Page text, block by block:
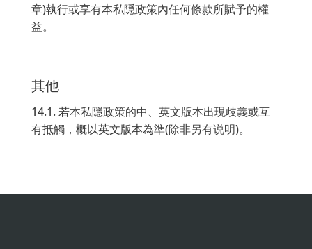
章)執行或享有本私隠政策內任何條款所賦予的權
益。
其他
14.1. 若本私隱政策的中、英文版本出現歧義或互
有抵觸，概以英文版本為準(除非另有说明)。